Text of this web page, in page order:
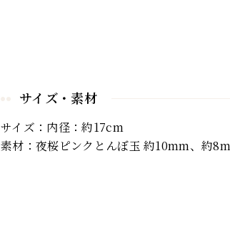
サイズ・素材
サイズ：内径：約17cm
素材：夜桜ピンクとんぼ玉 約10mm、